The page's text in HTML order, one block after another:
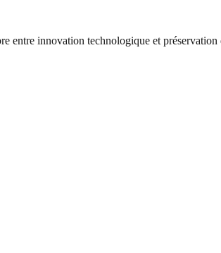
entre innovation technologique et